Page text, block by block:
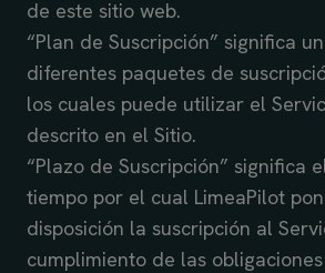
de este sitio web.
“Plan de Suscripción” significa
diferentes paquetes de
los cuales puede utilizar el
descrito en el Sitio.
“Plazo de Suscripción” significa
tiempo por el cual LimeaPilot
disposición la suscripción al
cumplimiento de las